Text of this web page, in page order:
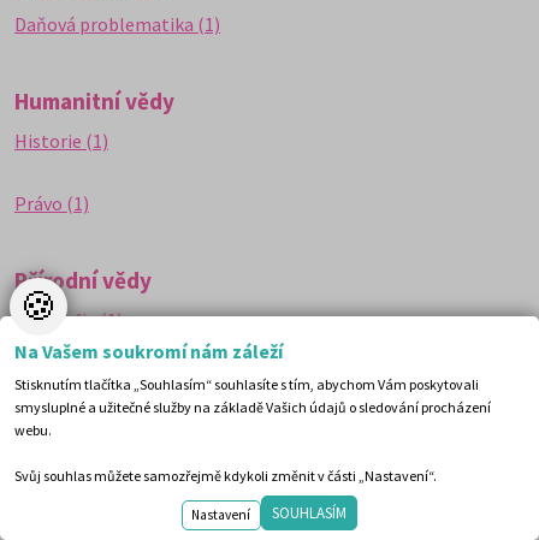
Daňová problematika (1)
Humanitní vědy
Historie (1)
Právo (1)
Přírodní vědy
Geografie (1)
Geologie (2)
Technické obory
🍪
Na Vašem soukromí nám záleží
Stisknutím tlačítka „Souhlasím“ souhlasíte s tím, abychom Vám poskytovali
smysluplné a užitečné služby na základě Vašich údajů o sledování procházení
webu.
Svůj souhlas můžete samozřejmě kdykoli změnit v části „Nastavení“.
Nastavení SOUHLASÍM